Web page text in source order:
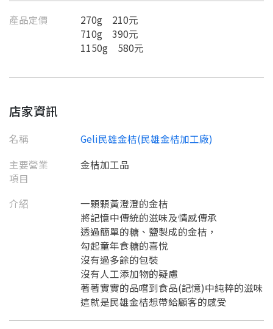
產品定價
270g 210元
710g 390元
1150g 580元
店家資訊
名稱
Geli民雄金桔(民雄金桔加工廠)
主要營業
項目
金桔加工品
介紹
一顆顆黃澄澄的金桔
將記憶中傳統的滋味及情感傳承
透過簡單的糖、鹽製成的金桔，
勾起童年食糖的喜悅
沒有過多餘的包裝
沒有人工添加物的疑慮
著著實實的品嚐到食品(記憶)中純粹的滋味
這就是民雄金桔想帶給顧客的感受
要註冊嗎？
請加入LINE好友
註冊完成
要申請新產品嗎？
要看申請秘笈嗎？